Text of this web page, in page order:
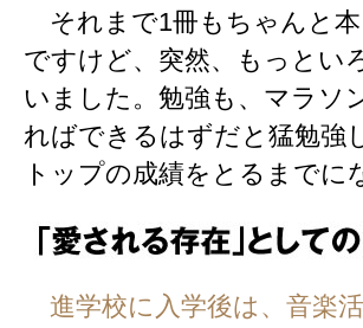
それまで1冊もちゃんと
ですけど、突然、もっとい
いました。勉強も、マラソ
ればできるはずだと猛勉強
トップの成績をとるまでに
進学校に入学後は、音楽